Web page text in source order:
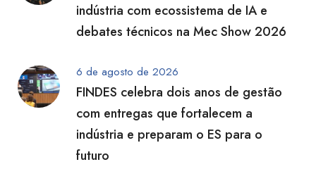
indústria com ecossistema de IA e
debates técnicos na Mec Show 2026
6 de agosto de 2026
FINDES celebra dois anos de gestão
com entregas que fortalecem a
indústria e preparam o ES para o
futuro